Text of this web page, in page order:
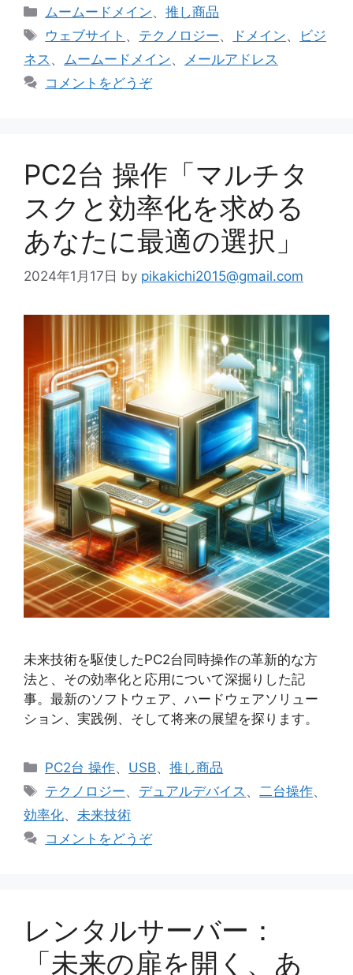
カ
テ
リ
ー
ムームードメイン、推し商品
タ
グ
ウェブサイト 、 テクノロジー、 ドメイン、
ビジ
ネス 、 ムームードメイン、 メールアドレス
コメントをどうぞ
PC2台 操作「マルチタ
スクと効率化を求める
あなたに最適の選択」
2024年1月17日 by pikakichi2015@gmail.com
未来技術を駆使したPC2台同時操作の革新的な方
法と、その効率化と応用について深掘りした記
事。最新のソフトウェア、ハードウェアソリュー
ション、実践例、そして将来の展望を探ります。
カ
テ
リ
ー
PC2台 操作、 USB、推し商品
タ
グ
テクノロジー、 デュアルデバイス 、二台操作、
効率化、 未来技術
コメントをどうぞ
レンタルサーバー：
「未来の扉を開く、あ